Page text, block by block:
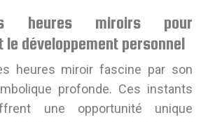
heures miroirs pour
le développement personnel
heures miroir fascine par son
profonde. Ces instants
une opportunité unique